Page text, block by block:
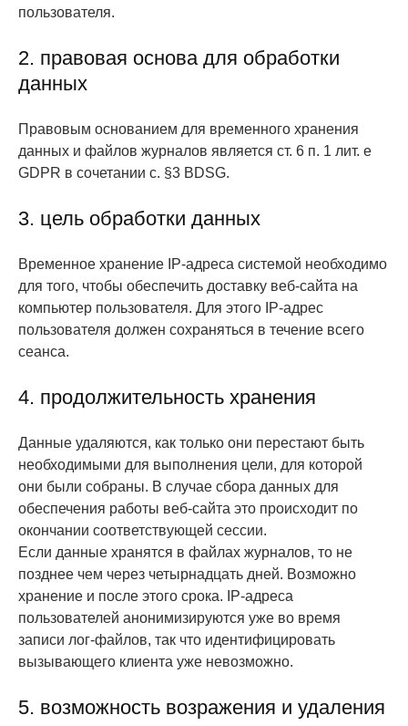
пользователя.
2. правовая основа для обработки
данных
Правовым основанием для временного хранения
данных и файлов журналов является ст. 6 п. 1 лит. e
GDPR в сочетании с. §3 BDSG.
3. цель обработки данных
Временное хранение IP-адреса системой необходимо
для того, чтобы обеспечить доставку веб-сайта на
компьютер пользователя. Для этого IP-адрес
пользователя должен сохраняться в течение всего
сеанса.
4. продолжительность хранения
Данные удаляются, как только они перестают быть
необходимыми для выполнения цели, для которой
они были собраны. В случае сбора данных для
обеспечения работы веб-сайта это происходит по
окончании соответствующей сессии.
Если данные хранятся в файлах журналов, то не
позднее чем через четырнадцать дней. Возможно
хранение и после этого срока. IP-адреса
пользователей анонимизируются уже во время
записи лог-файлов, так что идентифицировать
вызывающего клиента уже невозможно.
5. возможность возражения и удаления